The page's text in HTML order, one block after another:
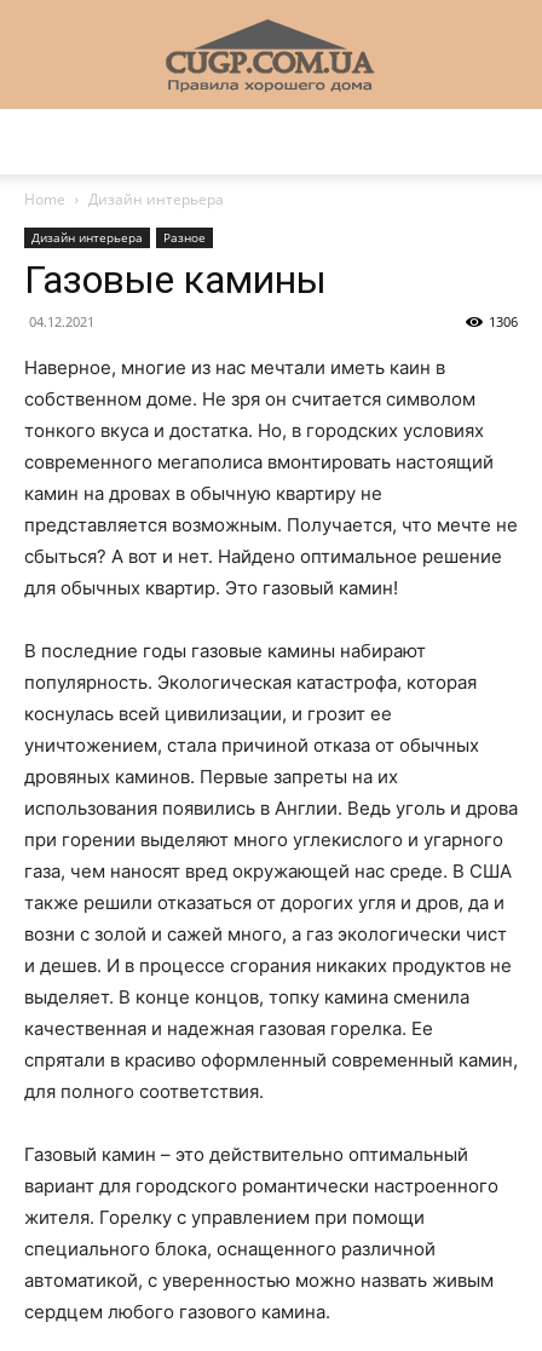
портал
Home Дизайн интерьера
Дизайн интерьера Разное
Газовые камины
04.12.2021 1306
Наверное, многие из нас мечтали иметь каин в
собственном доме. Не зря он считается символом
тонкого вкуса и достатка. Но, в городских условиях
современного мегаполиса вмонтировать настоящий
камин на дровах в обычную квартиру не
представляется возможным. Получается, что мечте не
сбыться? А вот и нет. Найдено оптимальное решение
для обычных квартир. Это газовый камин!
В последние годы газовые камины набирают
популярность. Экологическая катастрофа, которая
коснулась всей цивилизации, и грозит ее
уничтожением, стала причиной отказа от обычных
дровяных каминов. Первые запреты на их
использования появились в Англии. Ведь уголь и дрова
при горении выделяют много углекислого и угарного
газа, чем наносят вред окружающей нас среде. В США
также решили отказаться от дорогих угля и дров, да и
возни с золой и сажей много, а газ экологически чист
и дешев. И в процессе сгорания никаких продуктов не
выделяет. В конце концов, топку камина сменила
качественная и надежная газовая горелка. Ее
спрятали в красиво оформленный современный камин,
для полного соответствия.
Газовый камин – это действительно оптимальный
вариант для городского романтически настроенного
жителя. Горелку с управлением при помощи
специального блока, оснащенного различной
автоматикой, с уверенностью можно назвать живым
сердцем любого газового камина.